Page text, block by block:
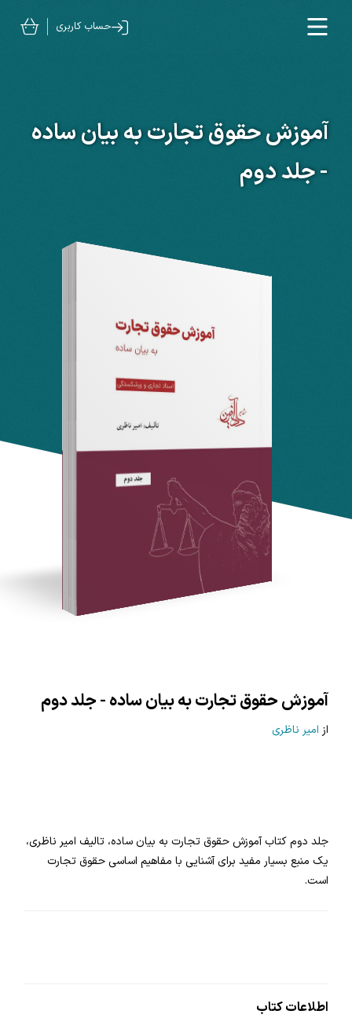
حساب کاربری
آموزش حقوق تجارت به بیان ساده
- جلد دوم
آموزش حقوق تجارت به بیان ساده - جلد دوم
از امیر ناظری
جلد دوم کتاب آموزش حقوق تجارت به بیان ساده، تالیف امیر ناظری،
یک منبع بسیار مفید برای آشنایی با مفاهیم اساسی حقوق تجارت
است.
اطلاعات کتاب